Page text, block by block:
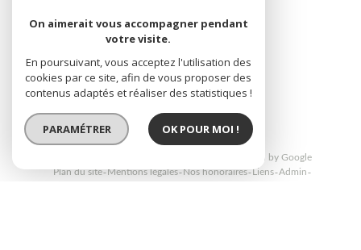
réalisé par
© 2026 | Tous droits réservés | Traduction powered by Google
Plan du site Mentions légales Nos honoraires Liens Admin
On aimerait vous accompagner pendant
votre visite.
En poursuivant, vous acceptez l'utilisation des
cookies par ce site, afin de vous proposer des
contenus adaptés et réaliser des statistiques !
PARAMÉTRER OK POUR MOI !